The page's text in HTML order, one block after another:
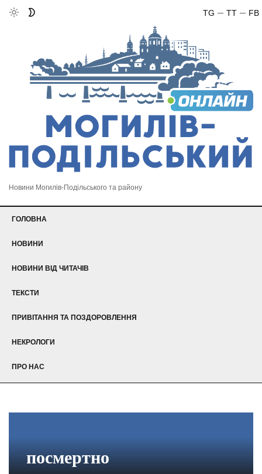
FB
TT
TG
Новини Могилів-Подільського та району
ГОЛОВНА
НОВИНИ
НОВИНИ ВІД ЧИТАЧІВ
ТЕКСТИ
ПРИВІТАННЯ ТА ПОЗДОРОВЛЕННЯ
НЕКРОЛОГИ
ПРО НАС
посмертно